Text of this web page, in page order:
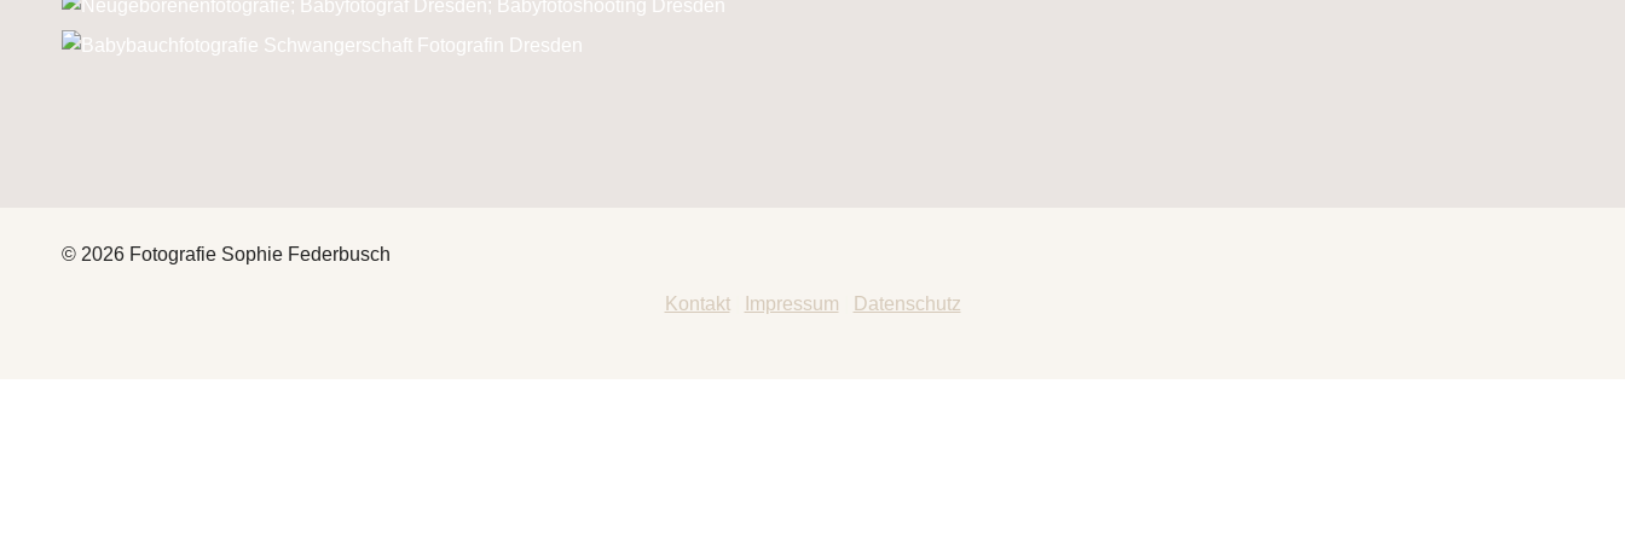
© 2026 Fotografie Sophie Federbusch
Kontakt| Impressum Datenschutz